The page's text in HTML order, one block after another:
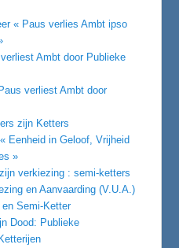
« Paus verlies Ambt ipso
Ambt door Publieke
verliest Ambt door
zijn Ketters
Eenheid in Geloof, Vrijheid
»
verkiezing : semi-ketters
en Aanvaarding (V.U.A.)
Semi-Ketter
Dood: Publieke